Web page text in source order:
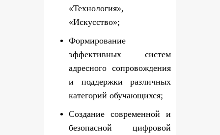
«Технология»,
«Искусство»;
Формирование
эффективных систем
адресного сопровождения
и поддержки различных
категорий обучающихся;
Создание современной и
безопасной цифровой